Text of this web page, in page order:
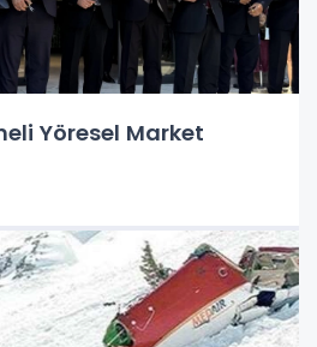
Yöresel Market